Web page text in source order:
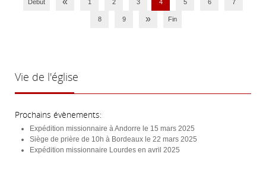
Début 1 2 3 4 5 6 7
8 9 » Fin
Vie de l'église
Prochains évènements:
Expédition missionnaire à Andorre le 15 mars 2025
Siège de prière de 10h à Bordeaux le 22 mars 2025
Expédition missionnaire Lourdes en avril 2025